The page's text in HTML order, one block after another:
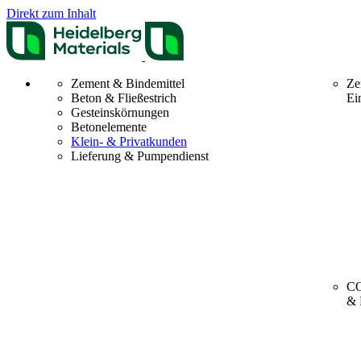
Direkt zum Inhalt
Zement & Bindemittel
Beton & Fließestrich
Gesteinskörnungen
Betonelemente
Klein- & Privatkunden
Lieferung & Pumpendienst
&